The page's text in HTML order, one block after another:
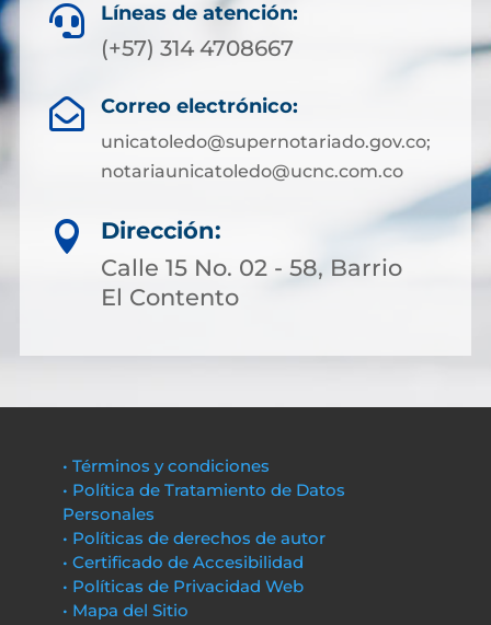
 Líneas de atención:
(+57) 314 4708667
 Correo electrónico:
unicatoledo@supernotariado.gov.co;
notariaunicatoledo@ucnc.com.co

Dirección:
Calle 15 No. 02 - 58, Barrio
El Contento
• Términos y condiciones
• Política de Tratamiento de Datos
Personales
• Políticas de derechos de autor
• Certificado de Accesibilidad
• Políticas de Privacidad Web
• Mapa del Sitio